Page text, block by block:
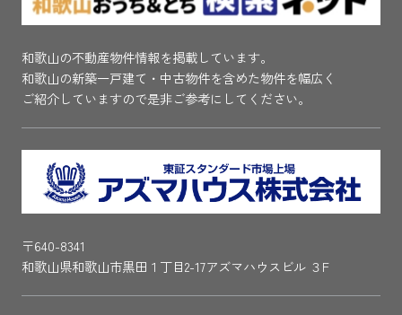
和歌山の不動産物件情報を掲載しています。
和歌山の新築一戸建て・中古物件を含めた物件を幅広く
ご紹介していますので是非ご参考にしてください。
〒640-8341
和歌山県和歌山市黒田１丁目2-17アズマハウスビル ３F